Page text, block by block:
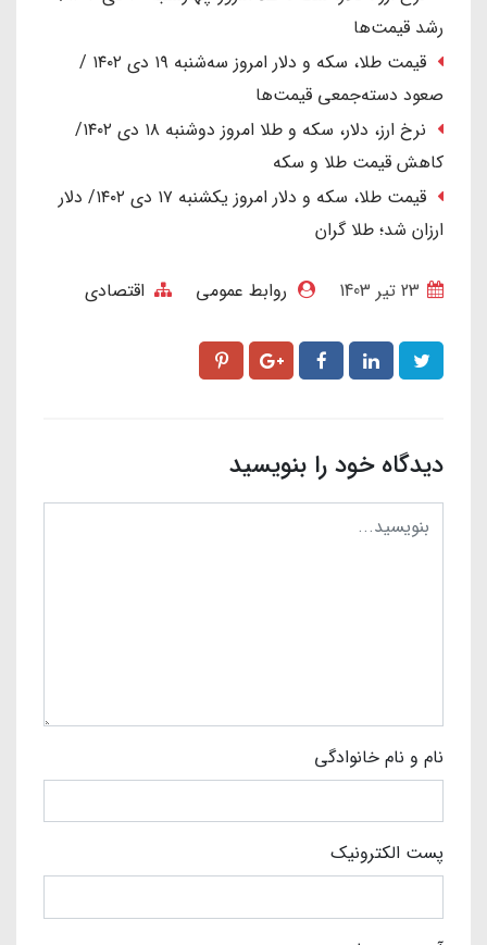
رشد قیمت‌ها
قیمت طلا، سکه و دلار امروز سه‌شنبه ۱۹ دی ۱۴۰۲ /
صعود دسته‌جمعی قیمت‌ها
نرخ ارز، دلار، سکه و طلا امروز دوشنبه ۱۸ دی ۱۴۰۲/
کاهش قیمت طلا و سکه
قیمت طلا، سکه و دلار امروز یکشنبه ۱۷ دی ۱۴۰۲/ دلار
ارزان شد؛ طلا گران
روابط عمومی اقتصادی
دیدگاه خود را بنویسید
نام و نام خانوادگی
پست الکترونیک